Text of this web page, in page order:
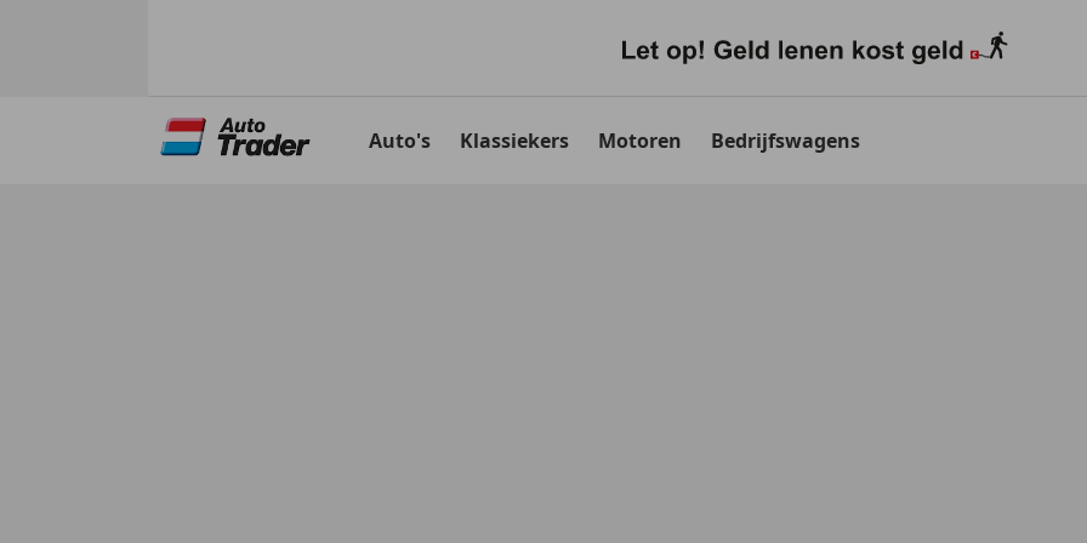
Auto's Klassiekers Motoren Bedrijfswagens